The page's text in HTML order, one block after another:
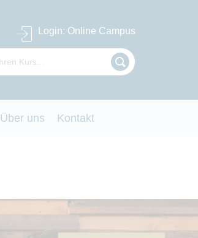
Login: Online Campus
Über uns Kontakt